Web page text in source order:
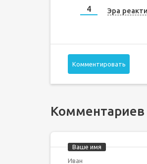
Эра
Комментировать
Комментариев
Ваше имя